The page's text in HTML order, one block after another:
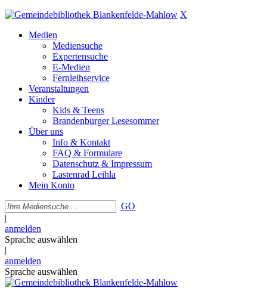
X
Medien
Mediensuche
Expertensuche
E-Medien
Fernleihservice
Veranstaltungen
Kinder
Kids & Teens
Brandenburger Lesesommer
Über uns
Info & Kontakt
FAQ & Formulare
Datenschutz & Impressum
Lastenrad Leihla
Mein Konto
GO
|
anmelden
Sprache auswählen
|
anmelden
Sprache auswählen